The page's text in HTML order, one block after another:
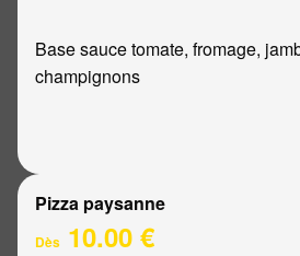
Base sauce tomate, fromage,
champignons
Pizza paysanne
Dès 10.00 €